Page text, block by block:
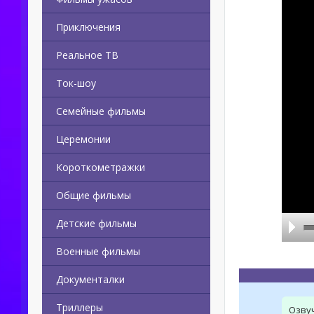
Приключения
Реальное ТВ
Ток-шоу
Семейные фильмы
Церемонии
Короткометражки
Общие фильмы
Детские фильмы
Военные фильмы
Документалки
Триллеры